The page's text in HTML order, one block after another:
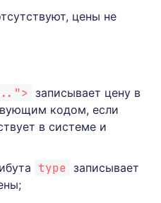
цены не
записывает цену в
кодом, если
в системе и
type записывает